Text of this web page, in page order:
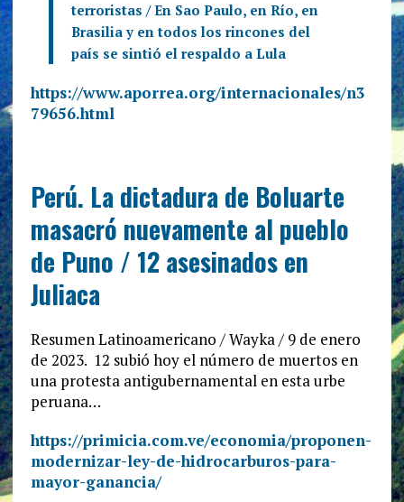
terroristas / En Sao Paulo, en Río, en
Brasilia y en todos los rincones del
país se sintió el respaldo a Lula
https://www.aporrea.org/internacionales/n3
79656.html
Perú. La dictadura de Boluarte
masacró nuevamente al pueblo
de Puno / 12 asesinados en
Juliaca
Resumen Latinoamericano / Wayka / 9 de enero
de 2023. 12 subió hoy el número de muertos en
una protesta antigubernamental en esta urbe
peruana…
https://primicia.com.ve/economia/proponen-
modernizar-ley-de-hidrocarburos-para-
mayor-ganancia/